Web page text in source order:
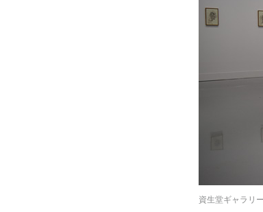
資生堂ギャラリ